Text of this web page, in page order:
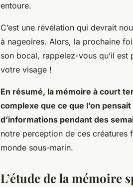
entoure.
C’est une révélation qui devrait
à nageoires. Alors, la prochaine
son bocal, rappelez-vous qu’il
votre visage !
En résumé, la mémoire à court
complexe que ce que l’on
d’informations pendant des
notre perception de ces créatures
monde sous-marin.
L’étude de la mémoire